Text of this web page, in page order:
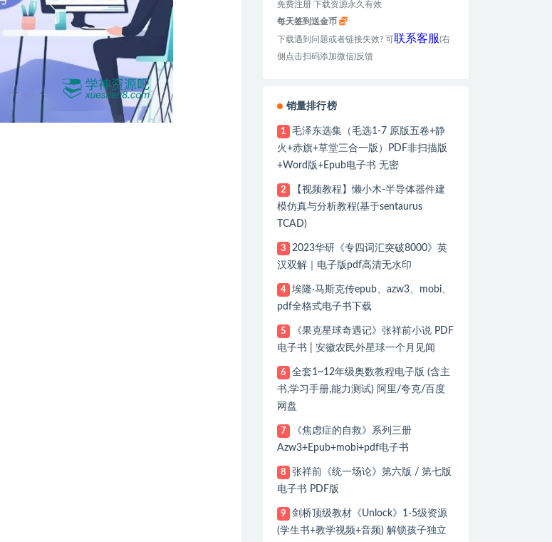
免费注册 下载资源永久有效
每天签到送金币
下载遇到问题或者链接失效? 可联系客服(右
侧点击扫码添加微信)反馈
销量排行榜
1
毛泽东选集（毛选1-7 原版五卷+静
火+赤旗+草堂三合一版）PDF非扫描版
+Word版+Epub电子书 无密
2
【视频教程】懒小木-半导体器件建
模仿真与分析教程(基于sentaurus
TCAD)
3
2023华研《专四词汇突破8000》英
汉双解｜电子版pdf高清无水印
4
埃隆·马斯克传epub、azw3、mobi、
pdf全格式电子书下载
5
《果克星球奇遇记》张祥前小说 PDF
电子书 | 安徽农民外星球一个月见闻
6
全套1~12年级奥数教程电子版 (含主
书,学习手册,能力测试) 阿里/夸克/百度
网盘
7
《焦虑症的自救》系列三册
Azw3+Epub+mobi+pdf电子书
8
张祥前《统一场论》第六版 / 第七版
电子书 PDF版
9
剑桥顶级教材《Unlock》1-5级资源
(学生书+教学视频+音频) 解锁孩子独立